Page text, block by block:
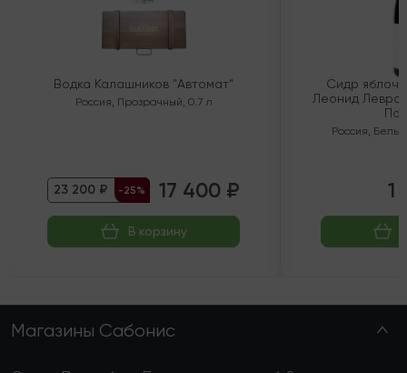
Водка Калашников "Автомат"
Россия, Прозрачный, 0.7 л
23 200 ₽ -25% 17 400 ₽
В корзину
Сидр
Леонид
Россия, Белый
1
Магазины Сабонис